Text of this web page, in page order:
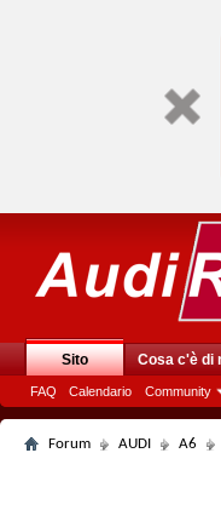
Sito
FAQ Calendario Community
Cosa c'è di
Forum AUDI A6